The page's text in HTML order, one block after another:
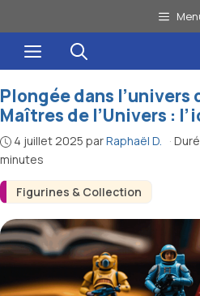
au
contenuMenu
Figurines & Collection
Plongée dans l’univers
Maîtres de l’Univers :
4 juillet 2025 parRaphaël D. ·
minutes